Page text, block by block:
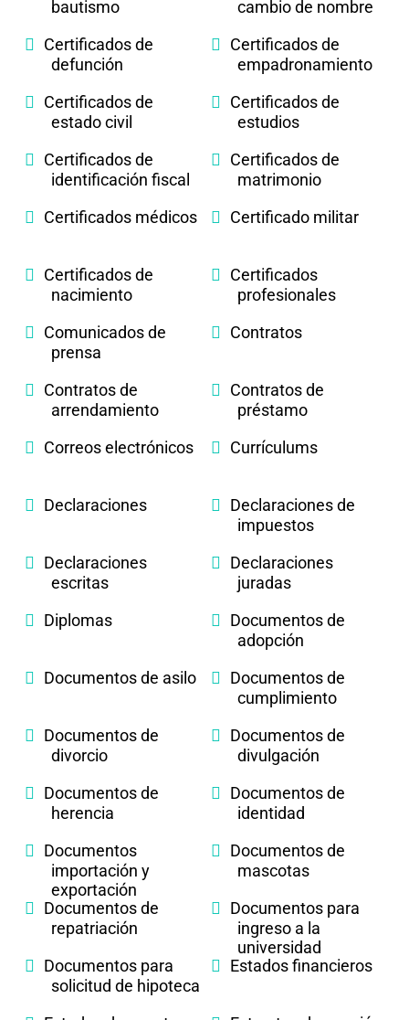
bautismo
cambio de nombre
Certificados de
defunción
Certificados de
empadronamiento
Certificados de
estado civil
Certificados de
estudios
Certificados de
identificación fiscal
Certificados de
matrimonio
Certificados médicos
Certificado militar
Certificados de
nacimiento
Certificados
profesionales
Comunicados de
prensa
Contratos
Contratos de
arrendamiento
Contratos de
préstamo
Correos electrónicos
Currículums
Declaraciones
Declaraciones de
impuestos
Declaraciones
escritas
Declaraciones
juradas
Diplomas
Documentos de
adopción
Documentos de asilo
Documentos de
cumplimiento
Documentos de
divorcio
Documentos de
divulgación
Documentos de
herencia
Documentos de
identidad
Documentos
importación y
exportación
Documentos de
mascotas
Documentos de
repatriación
Documentos para
ingreso a la
universidad
Documentos para
solicitud de hipoteca
Estados financieros